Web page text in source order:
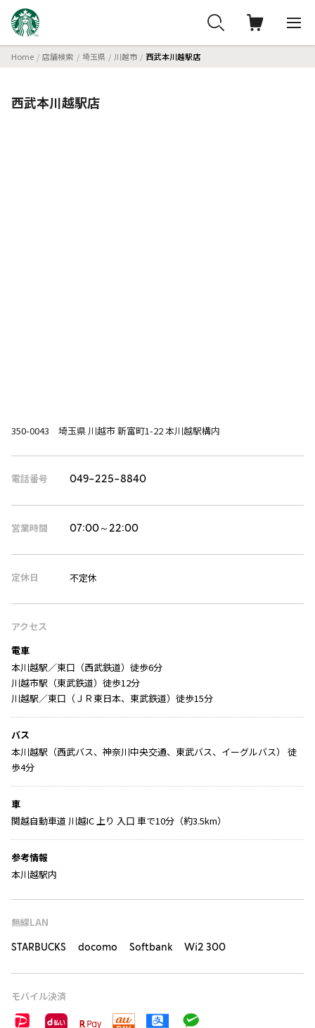
Home 店舗検索 埼玉県 川越市 西武本川越駅店
西武本川越駅店
350-0043 埼玉県 川越市 新富町1-22 本川越駅構内
電話番号 049-225-8840
営業時間 07:00～22:00
定休日 不定休
アクセス
電車
本川越駅／東口（西武鉄道）徒歩6分
川越市駅（東武鉄道）徒歩12分
川越駅／東口（ＪＲ東日本、東武鉄道）徒歩15分
バス
本川越駅（西武バス、神奈川中央交通、東武バス、イーグルバス） 徒
歩4分
車
関越自動車道 川越IC 上り 入口 車で10分（約3.5km）
参考情報
本川越駅内
無線LAN
STARBUCKS docomo Softbank Wi2 300
モバイル決済